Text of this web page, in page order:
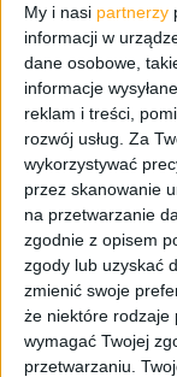
My i nasi partnerzy
informacji w
dane osobowe,
informacje
reklam i treści,
rozwój usług. Za
wykorzystywać
przez skanowanie
na przetwarzanie
zgodnie z opisem
zgody lub uzyskać
zmienić swoje
że niektóre rodzaje
wymagać Twojej
przetwarzaniu.
Interfejs jest
też
przeźroczysta,
górnej części
mam wrażenie,
ikonami
obsługiwać
automatycznie
wygląd
jednak w
Wśród tych
który pozwala